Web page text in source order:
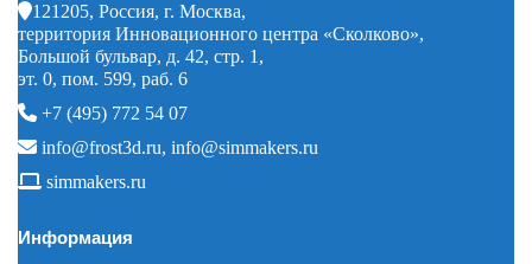
121205, Россия, г. Москва,
территория Инновационного центра «Сколково»,
Большой бульвар, д. 42, стр. 1,
эт. 0, пом. 599, раб. 6
+7 (495) 772 54 07
info@frost3d.ru, info@simmakers.ru
simmakers.ru
Информация